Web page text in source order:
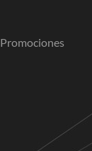
Promociones